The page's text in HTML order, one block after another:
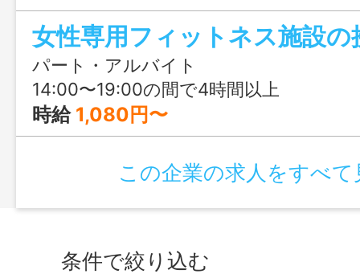
定：2026年7月1日～2027年6月30日】
パート・アルバイト
14:00〜19:00の間で4時間以上
時給 1,080円〜
この企業の求人をすべて
条件で絞り込む